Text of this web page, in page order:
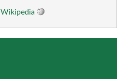
Wikipedia